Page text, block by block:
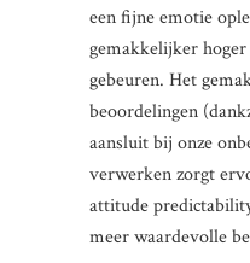
een fijne emotie
gemakkelijker
gebeuren. Het
beoordelingen
aansluit bij onze
verwerken zorgt
attitude
meer waardevolle